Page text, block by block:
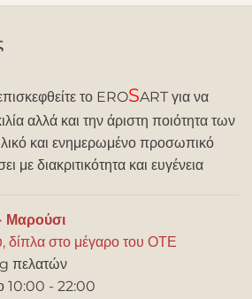
το EROSART για να
αλλά και την άριστη ποιότητα των
και ενημερωμένο προσωπικό
με διακριτικότητα και ευγένεια
Μαρούσι
δίπλα στο μέγαρο του ΟΤΕ
πελατών
10:00 - 22:00